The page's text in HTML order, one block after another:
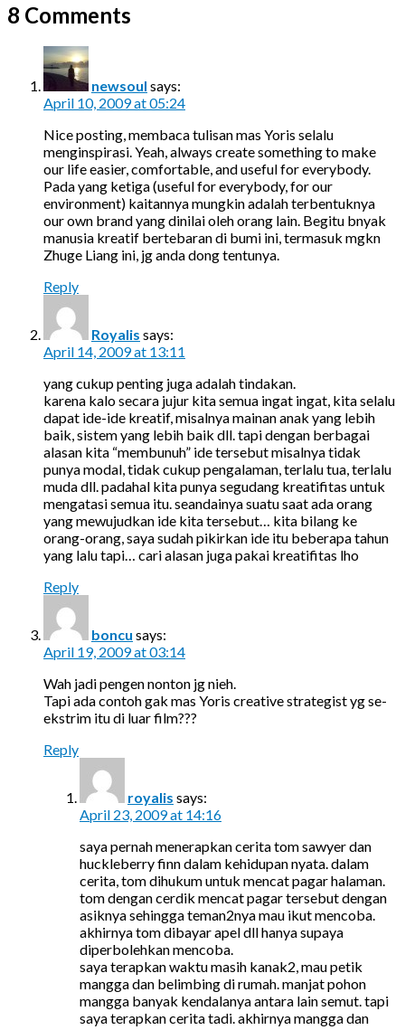
8 Comments
newsoul says:
April 10, 2009 at 05:24
Nice posting, membaca tulisan mas Yoris selalu
menginspirasi. Yeah, always create something to make
our life easier, comfortable, and useful for everybody.
Pada yang ketiga (useful for everybody, for our
environment) kaitannya mungkin adalah terbentuknya
our own brand yang dinilai oleh orang lain. Begitu bnyak
manusia kreatif bertebaran di bumi ini, termasuk mgkn
Zhuge Liang ini, jg anda dong tentunya.
Reply
Royalis says:
April 14, 2009 at 13:11
yang cukup penting juga adalah tindakan.
karena kalo secara jujur kita semua ingat ingat, kita selalu
dapat ide-ide kreatif, misalnya mainan anak yang lebih
baik, sistem yang lebih baik dll. tapi dengan berbagai
alasan kita “membunuh” ide tersebut misalnya tidak
punya modal, tidak cukup pengalaman, terlalu tua, terlalu
muda dll. padahal kita punya segudang kreatifitas untuk
mengatasi semua itu. seandainya suatu saat ada orang
yang mewujudkan ide kita tersebut… kita bilang ke
orang-orang, saya sudah pikirkan ide itu beberapa tahun
yang lalu tapi… cari alasan juga pakai kreatifitas lho
Reply
boncu says:
April 19, 2009 at 03:14
Wah jadi pengen nonton jg nieh.
Tapi ada contoh gak mas Yoris creative strategist yg se-
ekstrim itu di luar film???
Reply
royalis says:
April 23, 2009 at 14:16
saya pernah menerapkan cerita tom sawyer dan
huckleberry finn dalam kehidupan nyata. dalam
cerita, tom dihukum untuk mencat pagar halaman.
tom dengan cerdik mencat pagar tersebut dengan
asiknya sehingga teman2nya mau ikut mencoba.
akhirnya tom dibayar apel dll hanya supaya
diperbolehkan mencoba.
saya terapkan waktu masih kanak2, mau petik
mangga dan belimbing di rumah. manjat pohon
mangga banyak kendalanya antara lain semut. tapi
saya terapkan cerita tadi. akhirnya mangga dan